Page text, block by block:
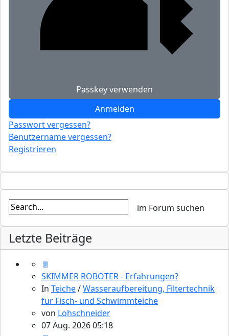
Passkey verwenden
Anmelden
Passwort vergessen?
Benutzername vergessen?
Registrieren
Letzte Beiträge
SKIMMER ROBOTER - Erfahrungen?
In Teiche/Wasseraufbereitung, Filtertechnik
für Fisch- und Schwimmteiche
von Lohschneider
07 Aug. 2026 05:18